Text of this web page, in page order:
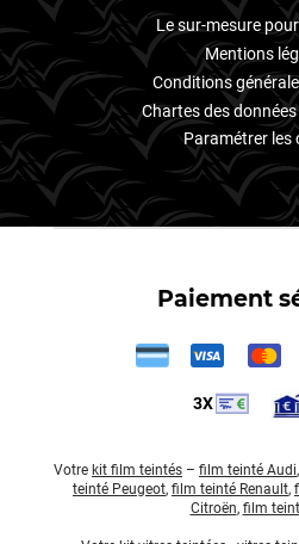
Le sur-mesure
Mentions
Conditions
Chartes des
Paramétrer les
Paiement
3X
Votre kit film teintés – film teinté Audi,
teinté Peugeot, film teinté Renault,
Citroën, film